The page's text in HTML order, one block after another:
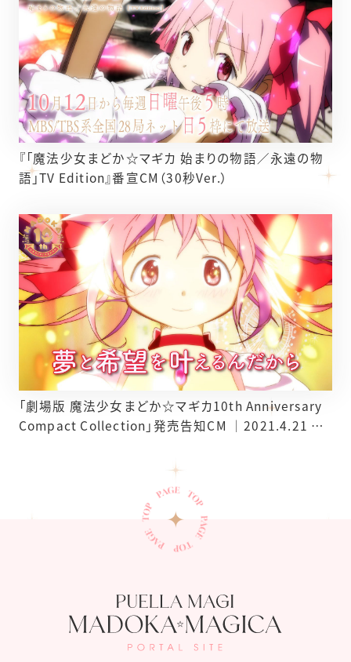
『「魔法少女まどか☆マギカ 始まりの物語／永遠の物
語」TV Edition』番宣CM（30秒Ver.）
「劇場版 魔法少女まどか☆マギカ10th Anniversary
Compact Collection」発売告知CM ｜2021.4.21 ON